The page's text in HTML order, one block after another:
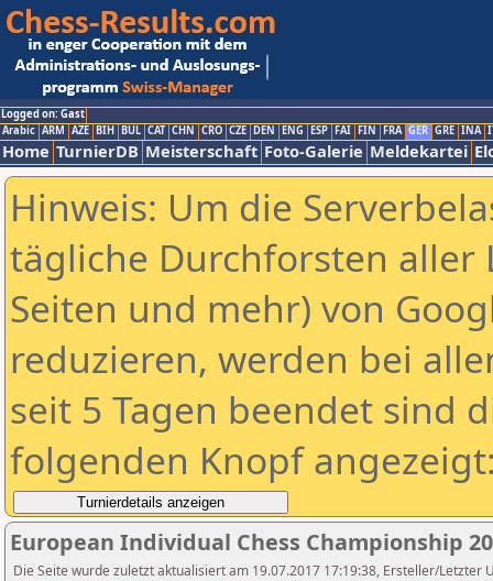
Logged on: Gast
Arabic ARM AZE BIH BUL CAT CHN CRO CZE DEN ENG ESP FAI FIN FRA GER GRE INA
Home TurnierDB Meisterschaft Foto-Galerie Meldekartei
Hinweis: Um die
tägliche Durchforsten aller
Seiten und mehr) von
reduzieren, werden bei
seit 5 Tagen beendet sind
folgenden Knopf
European Individual Chess Championship
Die Seite wurde zuletzt aktualisiert am 19.07.2017 17:19:38, Ersteller/Letzter